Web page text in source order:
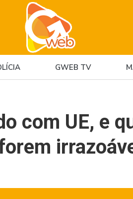
GWEB TV
com UE, e